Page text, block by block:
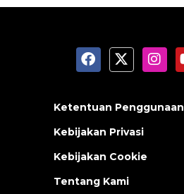
Ketentuan Penggunaan
Kebijakan Privasi
Kebijakan Cookie
Tentang Kami